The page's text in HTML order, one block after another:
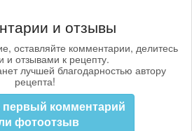
и отзывы
оставляйте комментарии, делитесь
и отзывами к рецепту.
лучшей благодарностью автору
рецепта!
первый комментарий
фотоотзыв